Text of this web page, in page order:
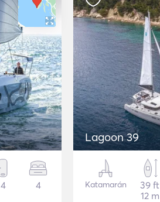
4 4
Lagoon 39
Katamarán
39 ft
12 m